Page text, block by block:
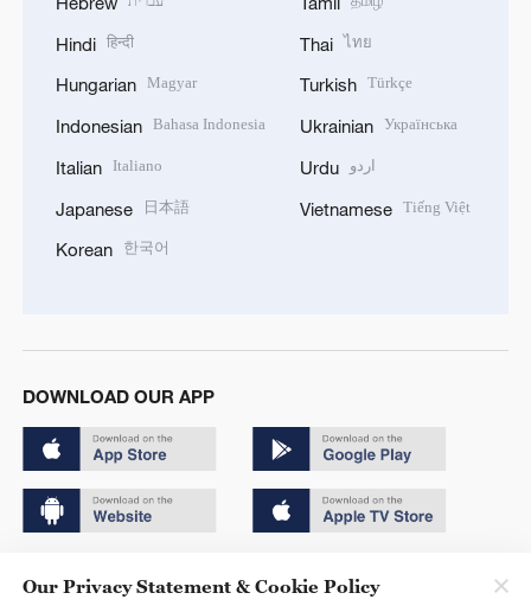
Hindi हिन्दी
Hungarian Magyar
Indonesian Bahasa Indonesia
Italian Italiano
Japanese 日本語
Korean 한국어
Thai ไทย
Turkish Türkçe
Ukrainian Українська
Urdu اردو
Vietnamese Tiếng Việt
DOWNLOAD OUR APP
Our Privacy Statement & Cookie Policy